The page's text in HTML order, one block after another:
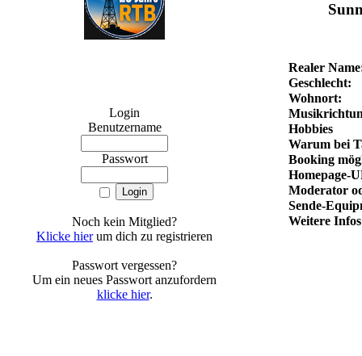
Login
Benutzername
Passwort
Noch kein Mitglied?
Klicke hierum dich zu registrieren
Passwort vergessen?
Um ein neues Passwort anzufordern
klicke hier.
Realer
Geschlecht:
Wohnort:
Hobbies
Warum bei
Booking
Homepage-
Moderator
Sende-
Weitere